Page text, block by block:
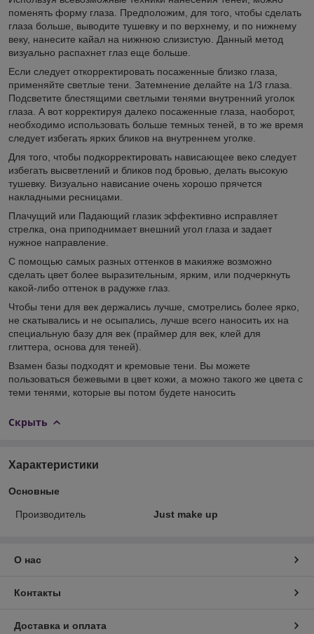
поменять форму глаза. Предположим, для того, чтобы сделать
глаза больше, выводите тушевку и по верхнему, и по нижнему
веку, нанесите кайал на нижнюю слизистую. Данный метод
визуально распахнет глаз еще больше.
Если следует откорректировать посаженные близко глаза,
применяйте светлые тени. Затемнение делайте на 1/3 глаза.
Подсветите блестящими светлыми тенями внутренний уголок
глаза. А вот корректируя далеко посаженные глаза, наоборот,
необходимо использовать больше темных теней, в то же время
следует избегать ярких бликов на внутреннем уголке.
Для того, чтобы подкорректировать нависающее веко следует
избегать высветлений и бликов под бровью, делать высокую
тушевку. Визуально нависание очень хорошо прячется
накладными ресницами.
Плачущий или Падающий глазик эффективно исправляет
стрелка, она приподнимает внешний угол глаза и задает
нужное направление.
С помощью самых разных оттенков в макияже возможно
сделать цвет более выразительным, ярким, или подчеркнуть
какой-либо оттенок в радужке глаз.
Чтобы тени для век держались лучше, смотрелись более ярко,
не скатывались и не осыпались, лучше всего наносить их на
специальную базу для век (праймер для век, клей для
глиттера, основа для теней).
Взамен базы подходят и кремовые тени. Вы можете
пользоваться бежевыми в цвет кожи, а можно такого же цвета с
теми тенями, которые вы потом будете наносить
Скрыть
Характеристики
Основные
Производитель Just make up
О нас
Контакты
Доставка и оплата